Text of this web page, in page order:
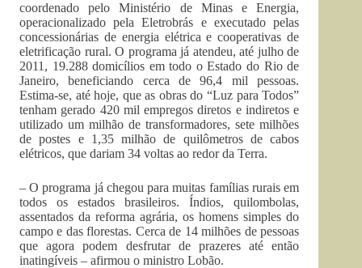
coordenado pelo Ministério de Minas e Energia,
operacionalizado pela Eletrobrás e executado pelas
concessionárias de energia elétrica e cooperativas de
eletrificação rural. O programa já atendeu, até julho de
2011, 19.288 domicílios em todo o Estado do Rio de
Janeiro, beneficiando cerca de 96,4 mil pessoas.
Estima-se, até hoje, que as obras do “Luz para Todos”
tenham gerado 420 mil empregos diretos e indiretos e
utilizado um milhão de transformadores, sete milhões
de postes e 1,35 milhão de quilômetros de cabos
elétricos, que dariam 34 voltas ao redor da Terra.
– O programa já chegou para muitas famílias rurais em
todos os estados brasileiros. Índios, quilombolas,
assentados da reforma agrária, os homens simples do
campo e das florestas. Cerca de 14 milhões de pessoas
que agora podem desfrutar de prazeres até então
inatingíveis – afirmou o ministro Lobão.